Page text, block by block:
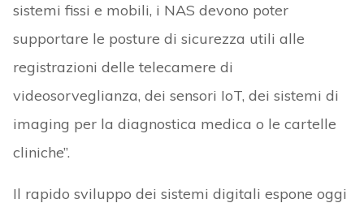
sistemi fissi e mobili, i NAS devono poter
supportare le posture di sicurezza utili alle
registrazioni delle telecamere di
videosorveglianza, dei sensori IoT, dei sistemi di
imaging per la diagnostica medica o le cartelle
cliniche”.
Il rapido sviluppo dei sistemi digitali espone oggi